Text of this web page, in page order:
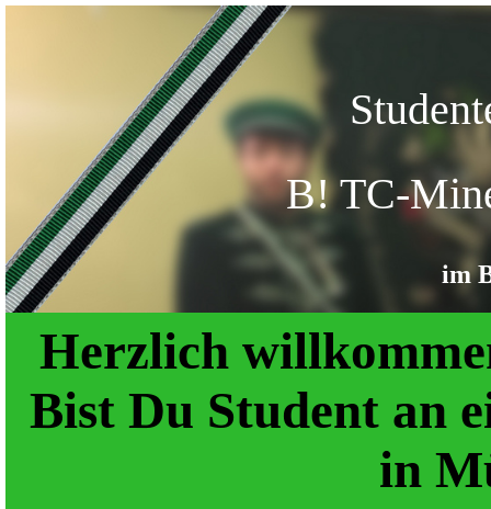
B! TC-
im
Herzlich
Bist Du Student an
in